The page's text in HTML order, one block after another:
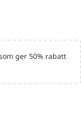
ger 50% rabatt